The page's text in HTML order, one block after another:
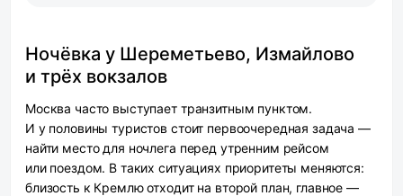
Ночёвка у Шереметьево, Измайлово
и трёх вокзалов
Москва часто выступает транзитным пунктом.
И у половины туристов стоит первоочередная задача —
найти место для ночлега перед утренним рейсом
или поездом. В таких ситуациях приоритеты меняются:
близость к Кремлю отходит на второй план, главное —